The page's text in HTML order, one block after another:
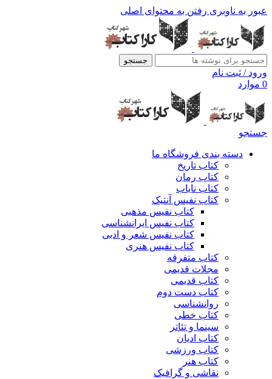
عبور به ناوبری رفتن به محتوای اصلی
جستجو
ورود / ثبت نام
0 موارد
جستجو
دسته بندی فروشگاه ما
کتاب تاریخ
کتاب رمان
کتاب نایاب
کتاب نفیس آنتیک
کتاب نفیس مذهبی
کتاب نفیس ایرانشناسی
کتاب نفیس شعر و ادبی
کتاب نفیس هنری
کتاب متفرقه
مجلات قدیمی
کتاب قدیمی
کتاب دست دوم
روانشناسی
کتاب خطی
سینما و تئاتر
کتاب ادیان
کتاب ورزشی
کتاب هنر
نقاشی و گرافیک